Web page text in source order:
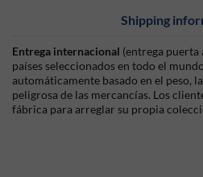
Shipping
Entrega internacional (entrega puerta
países seleccionados en todo el
automáticamente basado en el peso,
peligrosa de las mercancías. Los
fábrica para arreglar su propia